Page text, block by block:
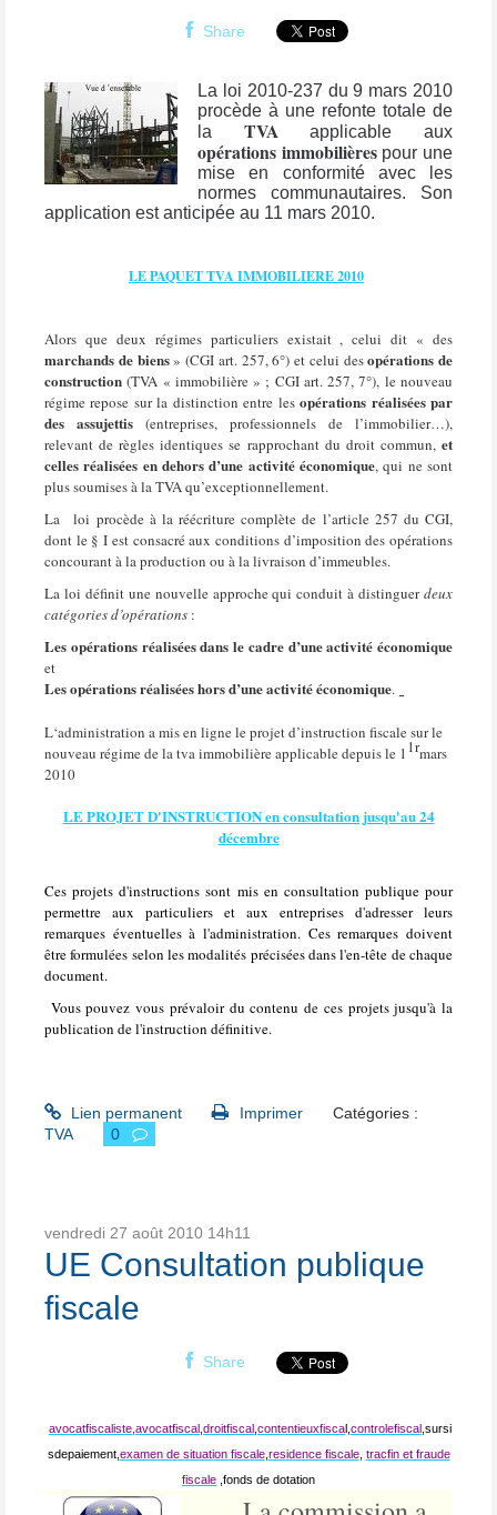
Share
La loi 2010-237 du 9 mars 2010
procède à une refonte totale de
la TVA applicable aux
opérations immobilièrespour une
mise en conformité avec les
normes communautaires. Son
application est anticipée au 11 mars 2010.
LE PAQUET TVA IMMOBILIERE 2010
Alors que deux régimes particuliers existait , celui dit « des
marchands de biens» (CGI art. 257, 6°) et celui desopérations de
construction (TVA « immobilière » ; CGI art. 257, 7°), le nouveau
régime repose sur la distinction entre lesopérations réalisées par
des assujettis (entreprises, professionnels de l’immobilier…),
relevant de règles identiques se rapprochant du droit commun, et
celles réalisées en dehors d’une activité économique, qui ne sont
plus soumises à la TVA qu’exceptionnellement.
La loi procède à la réécriture complète de l’article 257 du CGI,
dont le § I est consacré aux conditions d’imposition des opérations
concourant à la production ou à la livraison d’immeubles.
La loi définit une nouvelle approche qui conduit à distinguerdeux
catégories d’opérations :
Les opérations réalisées dans le cadre d’une activité économique
et
Les opérations réalisées hors d’une activité économique.
L‘administration a mis en ligne le projet d’instruction fiscale sur le
nouveau régime de la tva immobilière applicable depuis le 11rmars
2010
LE PROJET D'INSTRUCTION en consultation jusqu'au 24
décembre
Ces projets d'instructions sont mis en consultation publique pour
permettre aux particuliers et aux entreprises d'adresser leurs
remarques éventuelles à l'administration. Ces remarques doivent
être formulées selon les modalités précisées dans l'en-tête de chaque
document.
Vous pouvez vous prévaloir du contenu de ces projets jusqu'à la
publication de l'instruction définitive.
Lien permanent Imprimer
Catégories :
TVA
0
vendredi 27 août 2010 14h11
UE Consultation publique
fiscale
Share
avocatfiscaliste, avocatfiscal droitfiscal contentieuxfiscal, controlefiscal ,sursi
sdepaiement, examen de situation fiscale, residence fiscale, tracfin et fraude
fiscale ,fonds de dotation